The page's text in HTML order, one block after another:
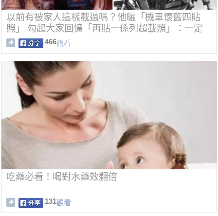
以前有被家人這樣載過嗎？他曬「機車懷舊四貼
照」 勾起大家回憶「再貼一係列超載照」：一定
要坐油箱466觀看
吃藥必看！喝對水藥效翻倍
131觀看